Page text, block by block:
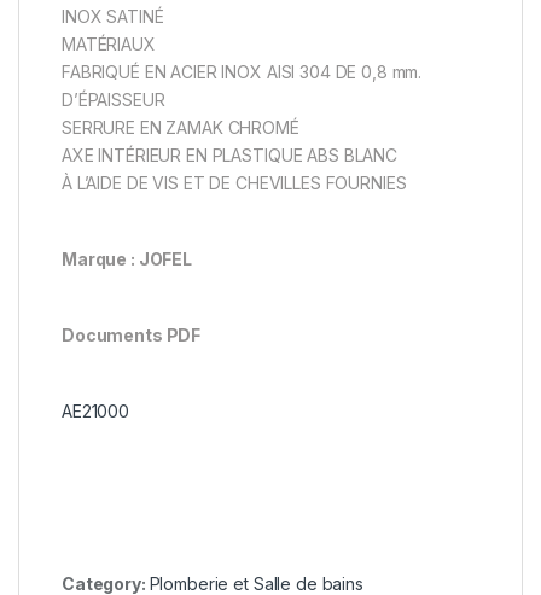
INOX SATINÉ
MATÉRIAUX
FABRIQUÉ EN ACIER INOX AISI 304 DE 0,8 mm.
D’ÉPAISSEUR
SERRURE EN ZAMAK CHROMÉ
AXE INTÉRIEUR EN PLASTIQUE ABS BLANC
À L’AIDE DE VIS ET DE CHEVILLES FOURNIES
Marque : JOFEL
Documents PDF
AE21000
Category: Plomberie et Salle de bains